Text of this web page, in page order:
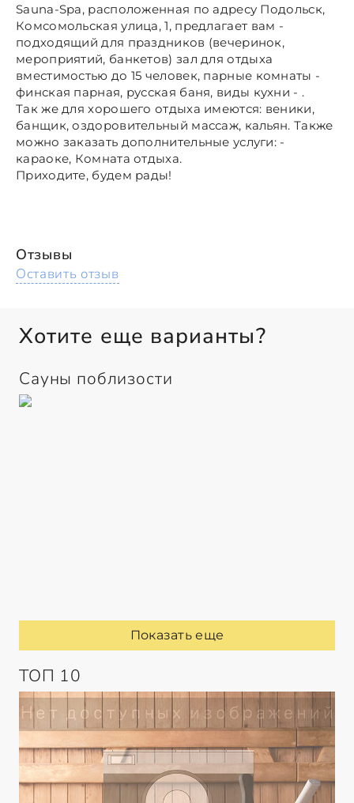
Sauna-Spa, расположенная по адресу Подольск,
Комсомольская улица, 1, предлагает вам -
подходящий для праздников (вечеринок,
мероприятий, банкетов) зал для отдыха
вместимостью до 15 человек, парные комнаты -
финская парная, русская баня, виды кухни - .
Так же для хорошего отдыха имеются: веники,
банщик, оздоровительный массаж, кальян. Также
можно заказать дополнительные услуги: -
караоке, Комната отдыха.
Приходите, будем рады!
Отзывы
Оставить отзыв
Хотите еще варианты?
Сауны поблизости
Показать еще
ТОП 10